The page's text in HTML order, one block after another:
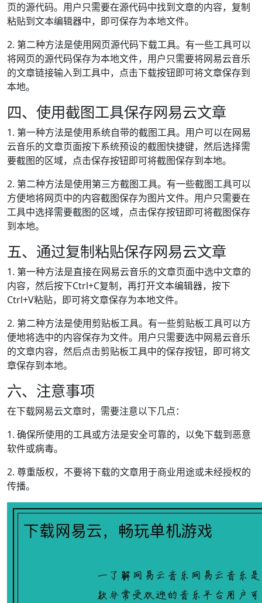
页的源代码。用户只需要在源代码中找到文章的内容，复制
粘贴到文本编辑器中，即可保存为本地文件。
2. 第二种方法是使用网页源代码下载工具。有一些工具可以
将网页的源代码保存为本地文件，用户只需要将网易云音乐
的文章链接输入到工具中，点击下载按钮即可将文章保存到
本地。
四、使用截图工具保存网易云文章
1. 第一种方法是使用系统自带的截图工具。用户可以在网易
云音乐的文章页面按下系统预设的截图快捷键，然后选择需
要截图的区域，点击保存按钮即可将截图保存到本地。
2. 第二种方法是使用第三方截图工具。有一些截图工具可以
方便地将网页中的内容截图保存为图片文件。用户只需要在
工具中选择需要截图的区域，点击保存按钮即可将截图保存
到本地。
五、通过复制粘贴保存网易云文章
1. 第一种方法是直接在网易云音乐的文章页面中选中文章的
内容，然后按下Ctrl+C复制，再打开文本编辑器，按下
Ctrl+V粘贴，即可将文章保存为本地文件。
2. 第二种方法是使用剪贴板工具。有一些剪贴板工具可以方
便地将选中的内容保存为文件。用户只需要选中网易云音乐
的文章内容，然后点击剪贴板工具中的保存按钮，即可将文
章保存到本地。
六、注意事项
在下载网易云文章时，需要注意以下几点：
1. 确保所使用的工具或方法是安全可靠的，以免下载到恶意
软件或病毒。
2. 尊重版权，不要将下载的文章用于商业用途或未经授权的
传播。